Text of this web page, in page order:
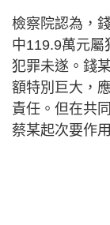
檢察院認為，
中119.9萬元屬
犯罪未遂。錢
額特別巨大，
責任。但在共
蔡某起次要作